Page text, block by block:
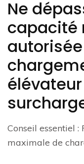
Ne
capacité
Conseil essentiel
maximale de